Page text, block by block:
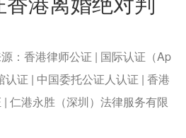
：香港律师公证 | 国际认证（Ap
证 | 中国委托公证人认证 | 香港
仁港永胜（深圳）法律服务有限